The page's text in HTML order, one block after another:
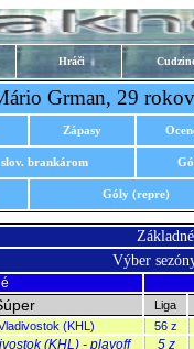
Hráči
Grman, 29
Zápasy
brankárom
Góly (repre)
Výber
Liga
(KHL) 56 z
(KHL) - playoff 5 z